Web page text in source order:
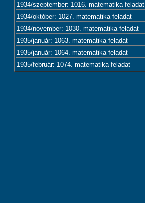
1934/szeptember: 1016. matematika feladat
1934/október: 1027. matematika feladat
1934/november: 1030. matematika feladat
1935/január: 1063. matematika feladat
1935/január: 1064. matematika feladat
1935/február: 1074. matematika feladat